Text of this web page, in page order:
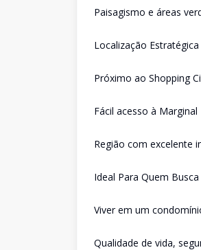
Paisagismo e áreas
Localização
Próximo ao Shopping
Fácil acesso à
Região com excelente
Ideal Para Quem Busca
Viver em um
Qualidade de vida,